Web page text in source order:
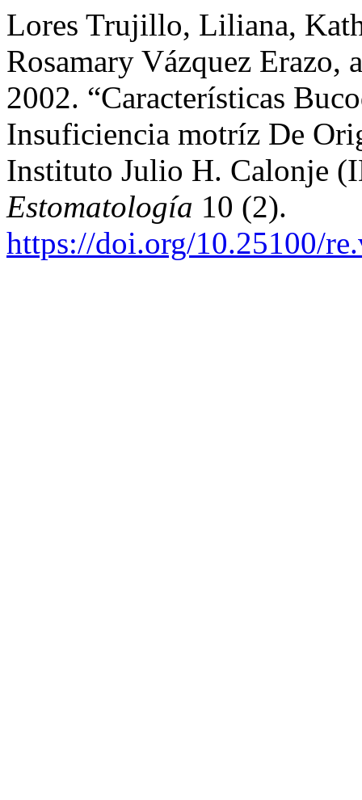
Lores Trujillo, Liliana,
Rosamary Vázquez Erazo,
2002. “Características
Insuficiencia motríz De
Instituto Julio H. Calonje
Estomatología 10 (2).
https://doi.org/10.25100/